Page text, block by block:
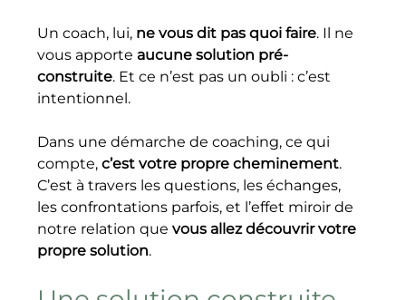
Un coach, lui, ne vous dit pas quoi faire. Il ne
vous apporte aucune solution pré-
construite. Et ce n’est pas un oubli : c’est
intentionnel.
Dans une démarche de coaching, ce qui
compte, c’est votre propre cheminement.
C’est à travers les questions, les échanges,
les confrontations parfois, et l’effet miroir de
notre relation que vous allez découvrir votre
propre solution.